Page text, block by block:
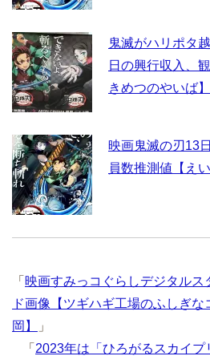
鬼滅がハリポタ
日の興行収入、
きめつのやいば】
映画鬼滅の刃13
員数推測値【え
「 映画すみっコぐらしデジタルス
ド画像【ツギハギ工場のふしぎ
岡】
」
「 2023年は「ひろがるスカイ